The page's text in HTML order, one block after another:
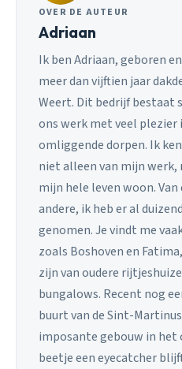
OVER DE AUTEUR
Adriaan
Ik ben Adriaan, geboren
meer dan vijftien jaar
Weert. Dit bedrijf bestaat
ons werk met veel plezier
omliggende dorpen. Ik
niet alleen van mijn
mijn hele leven woon. Van
andere, ik heb er al
genomen. Je vindt me
zoals Boshoven en
zijn van oudere
bungalows. Recent nog
buurt van de Sint-
imposante gebouw in
beetje een eyecatcher